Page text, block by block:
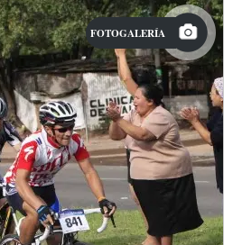
FOTOGALERÍA